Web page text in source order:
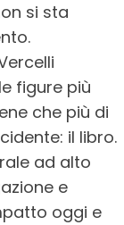
si sta
figure più
che più di
il libro.
ad alto
e
oggi e